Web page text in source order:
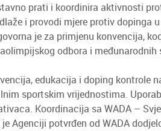
prati i koordinira aktivnosti
i provodi mjere protiv dopinga
je za primjenu konvencija,
odbora i
edukacija i doping kontrole
sportskim vrijednostima.
Koordinacija sa WADA –
Agenciji potvrđen od WADA